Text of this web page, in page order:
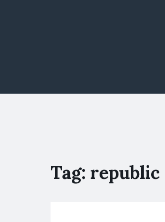
Tag: republic